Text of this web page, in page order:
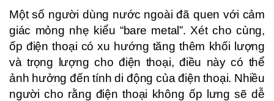
Một số người dùng nước ngoài đã quen với cảm
giác mỏng nhẹ kiểu “bare metal”. Xét cho cùng,
ốp điện thoại có xu hướng tăng thêm khối lượng
và trọng lượng cho điện thoại, điều này có thể
ảnh hưởng đến tính di động của điện thoại. Nhiều
người cho rằng điện thoại không ốp lưng sẽ dễ